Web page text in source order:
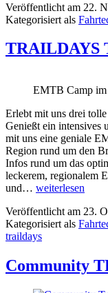
Veröffentlicht am 22.
Kategorisiert als
TRAILDAYS
EMTB Camp im
Erlebt mit uns drei
Genießt ein intensives
mit uns eine geniale
Region rund um den
Infos rund um das
leckerem, regionalem
und… TRAILDAYS
&
Technik
weiterlesen
Veröffentlicht am 23.
Kategorisiert als
traildays
Community